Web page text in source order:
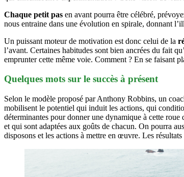
Chaque petit pas en avant pourra être célébré,
nous entraine dans une évolution en spirale, donnant
Un puissant moteur de motivation est donc celui de la
l’avant. Certaines habitudes sont bien ancrées du fait
emprunter cette même voie. Comment ? En se faisant
Quelques mots sur le succès à présent
Selon le modèle proposé par Anthony Robbins, un
mobilisent le potentiel qui induit les actions, qui
déterminantes pour donner une dynamique à cette
et qui sont adaptées aux goûts de chacun. On pourra
disposons et les actions à mettre en œuvre. Les